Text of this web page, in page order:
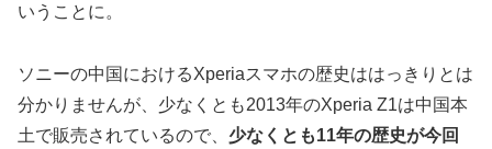
いうことに。
ソニーの中国におけるXperiaスマホの歴史ははっきりとは
分かりませんが、少なくとも2013年のXperia Z1は中国本
土で販売されているので、 少なくとも11年の歴史が今回